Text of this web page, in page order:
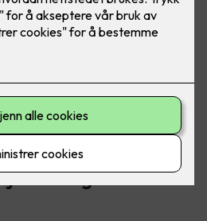
elbil? Her er noen triks for å
at du kan kjøre trollstigen uten
kjører langtur med